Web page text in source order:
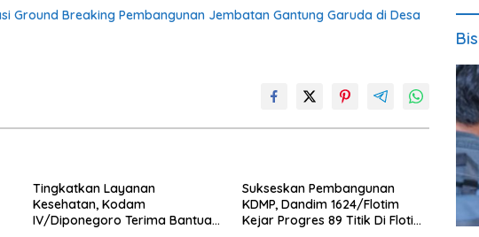
Ground Breaking Pembangunan Jembatan Gantung Garuda di Desa
Tingkatkan Layanan
Kesehatan, Kodam
IV/Diponegoro Terima Bantuan
Sukseskan Pembangunan
KDMP, Dandim 1624/Flotim
Kejar Progres 89 Titik Di Flotim